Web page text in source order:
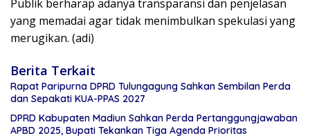
Publik berharap adanya transparansi dan penjelasan
yang memadai agar tidak menimbulkan spekulasi yang
merugikan. (adi)
Berita Terkait
Rapat Paripurna DPRD Tulungagung Sahkan Sembilan Perda
dan Sepakati KUA-PPAS 2027
DPRD Kabupaten Madiun Sahkan Perda Pertanggungjawaban
APBD 2025, Bupati Tekankan Tiga Agenda Prioritas